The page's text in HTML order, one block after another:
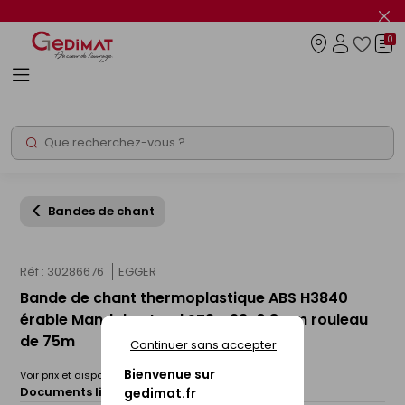
Bienvenue sur
gedimat.fr
Continuer sans accepter
le
info
Rechercher
0
Bandes de chant
Réf : 30286676 EGGER
Bande de chant thermoplastique ABS H3840
érable Mandal naturel ST9 - 23x0,8mm rouleau
de 75m
Voir prix et disponibilité en magasin
Documents liés : Fiche technique